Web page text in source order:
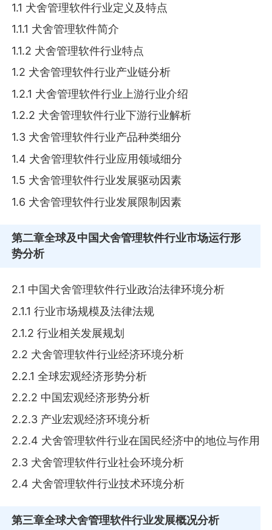
1.1 犬舍管理软件行业定义及特点
1.1.1 犬舍管理软件简介
1.1.2 犬舍管理软件行业特点
1.2 犬舍管理软件行业产业链分析
1.2.1 犬舍管理软件行业上游行业介绍
1.2.2 犬舍管理软件行业下游行业解析
1.3 犬舍管理软件行业产品种类细分
1.4 犬舍管理软件行业应用领域细分
1.5 犬舍管理软件行业发展驱动因素
1.6 犬舍管理软件行业发展限制因素
第二章全球及中国犬舍管理软件行业市场运行形
势分析
2.1 中国犬舍管理软件行业政治法律环境分析
2.1.1 行业市场规模及法律法规
2.1.2 行业相关发展规划
2.2 犬舍管理软件行业经济环境分析
2.2.1 全球宏观经济形势分析
2.2.2 中国宏观经济形势分析
2.2.3 产业宏观经济环境分析
2.2.4 犬舍管理软件行业在国民经济中的地位与作用
2.3 犬舍管理软件行业社会环境分析
2.4 犬舍管理软件行业技术环境分析
第三章全球犬舍管理软件行业发展概况分析